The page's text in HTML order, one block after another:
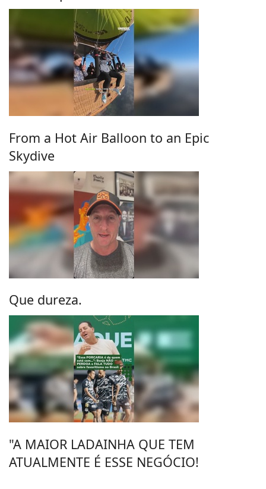
From a Hot Air Balloon to an Epic
Skydive
Que dureza.
"A MAIOR LADAINHA QUE TEM
ATUALMENTE É ESSE NEGÓCIO!